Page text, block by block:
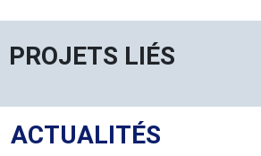
PROJETS LIÉS
ACTUALITÉS